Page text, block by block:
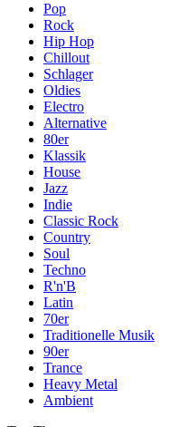
Pop
Rock
Hip Hop
Chillout
Schlager
Oldies
Electro
Alternative
80er
Klassik
House
Jazz
Indie
Classic Rock
Country
Soul
Techno
R'n'B
Latin
70er
Traditionelle Musik
90er
Trance
Heavy Metal
Ambient